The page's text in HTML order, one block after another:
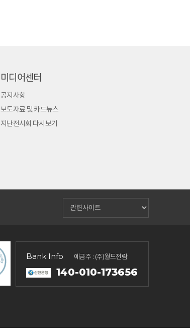
미디어센터
공지사항
보도자료 및 카드뉴스
지난전시회 다시보기
Bank Info 예금주 : (주)월드전람
140-010-173656